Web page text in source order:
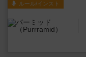
ルール/インスト